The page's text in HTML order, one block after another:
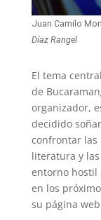
Juan Camilo
Díaz Rangel
El tema
de
organizador,
decidido
confrontar las
literatura y
entorno hostil
en los
su página